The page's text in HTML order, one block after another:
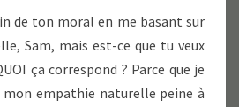
de ton moral en me basant sur
Sam, mais est-ce que tu veux
ça correspond ? Parce que je
mon empathie naturelle peine à